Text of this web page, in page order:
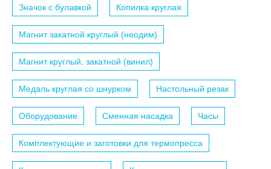
Значок с булавкой Копилка круглая
Магнит закатной круглый (неодим)
Магнит круглый, закатной (винил)
Медаль круглая со шнурком Настольный резак
Оборудование Сменная насадка Часы
Комплектующие и заготовки для термопресса